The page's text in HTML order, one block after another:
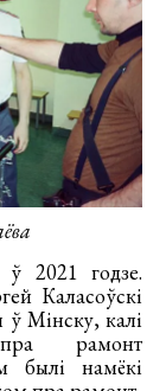
2021 годзе.
Каласоўскі
Мінску, калі
рамонт
былі намёкі